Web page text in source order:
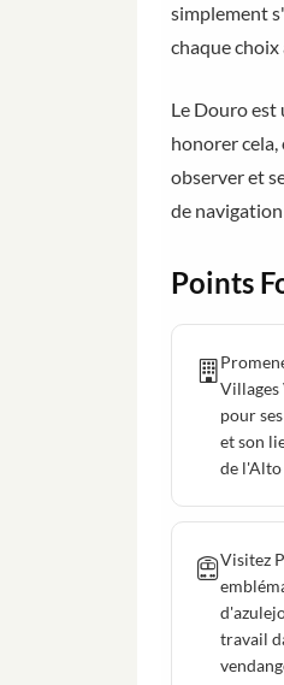
simplement
chaque choix
Le Douro est
honorer cela,
observer et
de
Points
pour
et son
de
Visitez
travail